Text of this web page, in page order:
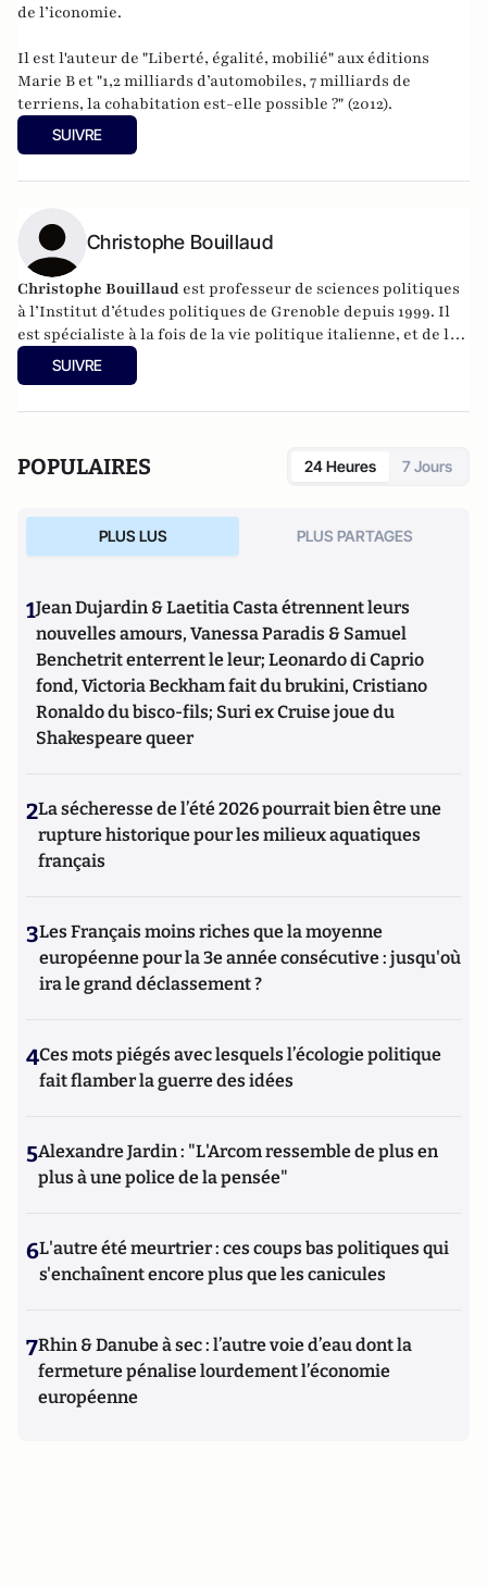
de l’iconomie.
Il est l'auteur de "Liberté, égalité, mobilié" aux éditions
Marie B et "1,2 milliards d’automobiles, 7 milliards de
terriens, la cohabitation est-elle possible ?" (2012).
SUIVRE
Christophe Bouillaud
Christophe Bouillaud est professeur de sciences politiques
à l’Institut d’études politiques de Grenoble depuis 1999. Il
est spécialiste à la fois de la vie politique italienne, et de la
vie politique européenne, en particulier sous l’angle des
partis.
SUIVRE
POPULAIRES 24 Heures 7 Jours
PLUS LUS PLUS PARTAGES
1Jean Dujardin & Laetitia Casta étrennent leurs
nouvelles amours, Vanessa Paradis & Samuel
Benchetrit enterrent le leur; Leonardo di Caprio
fond, Victoria Beckham fait du brukini, Cristiano
Ronaldo du bisco-fils; Suri ex Cruise joue du
Shakespeare queer
2La sécheresse de l’été 2026 pourrait bien être une
rupture historique pour les milieux aquatiques
français
3Les Français moins riches que la moyenne
européenne pour la 3e année consécutive : jusqu'où
ira le grand déclassement ?
4Ces mots piégés avec lesquels l’écologie politique
fait flamber la guerre des idées
5Alexandre Jardin : "L'Arcom ressemble de plus en
plus à une police de la pensée"
6L'autre été meurtrier : ces coups bas politiques qui
s'enchaînent encore plus que les canicules
7Rhin & Danube à sec : l’autre voie d’eau dont la
fermeture pénalise lourdement l’économie
européenne